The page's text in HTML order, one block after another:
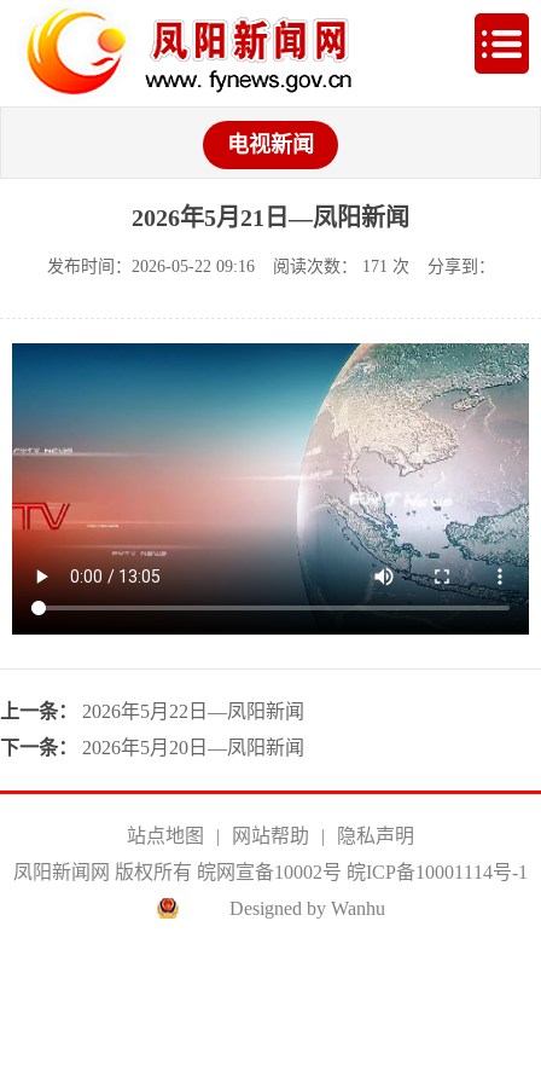
电视新闻
2026年5月21日—凤阳新闻
发布时间：2026-05-22 09:16 阅读次数： 171 次 分享到：
上一条：
2026年5月22日—凤阳新闻
下一条：
2026年5月20日—凤阳新闻
站点地图 | 网站帮助 |
隐私声明
凤阳新闻网 版权所有 皖网宣备10002号 皖ICP备10001114号-1
Designed by Wanhu